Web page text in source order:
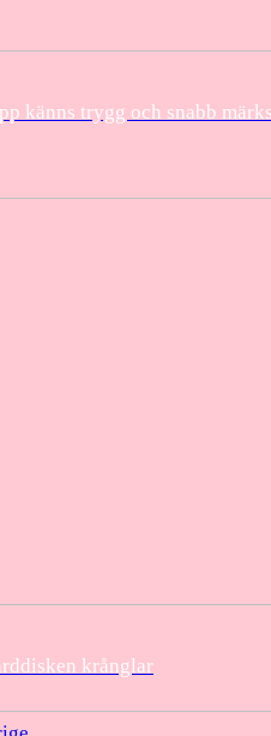
känns trygg och snabb
krånglar